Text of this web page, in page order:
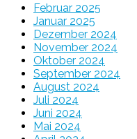
Februar 2025
Januar 2025
Dezember 2024
November 2024
Oktober 2024
September 2024
August 2024
Juli 2024
Juni 2024
Mai 2024